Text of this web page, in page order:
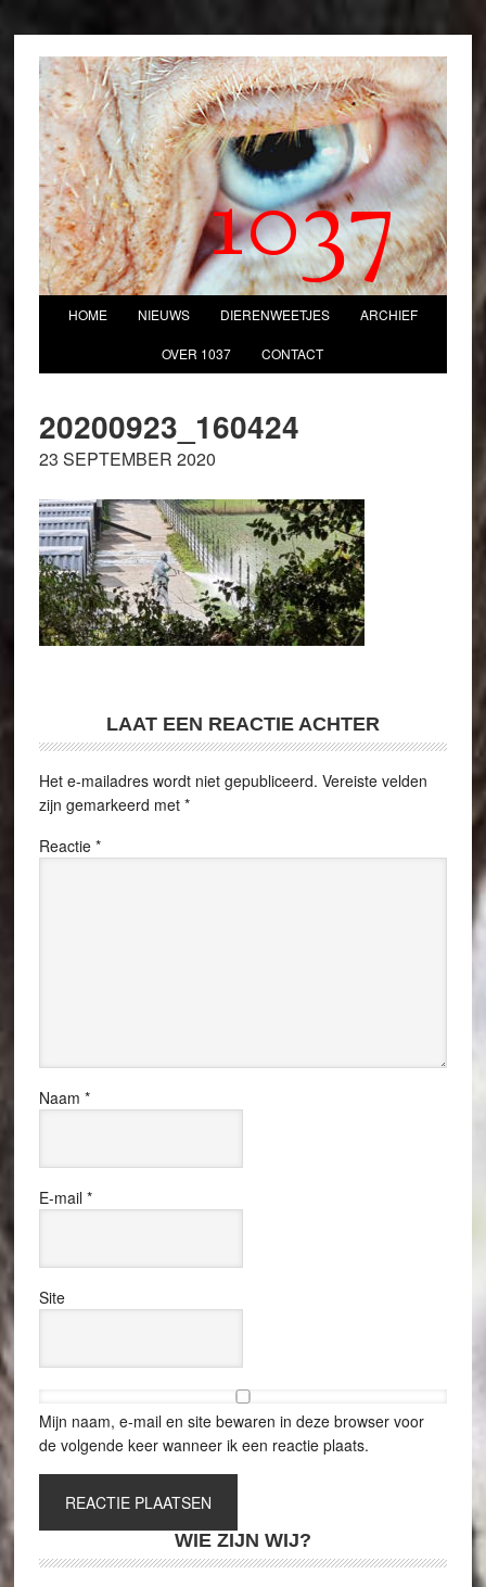
1037
HOME NIEUWS DIERENWEETJES ARCHIEF
OVER 1037 CONTACT
20200923_160424
23 SEPTEMBER 2020
LAAT EEN REACTIE ACHTER
Het e-mailadres wordt niet gepubliceerd. Vereiste velden
zijn gemarkeerd met *
Reactie *
Naam *
E-mail *
Site
Mijn naam, e-mail en site bewaren in deze browser voor
de volgende keer wanneer ik een reactie plaats.
WIE ZIJN WIJ?